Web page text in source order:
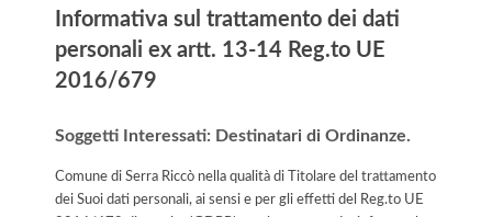
Informativa sul trattamento dei dati
personali ex artt. 13-14 Reg.to UE
2016/679
Soggetti Interessati: Destinatari di Ordinanze.
Comune di Serra Riccò nella qualità di Titolare del trattamento
dei Suoi dati personali, ai sensi e per gli effetti del Reg.to UE